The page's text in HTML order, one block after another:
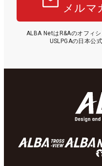
メルマ
ALBA NetはR&Aのオフィ
USLPGAの日本公